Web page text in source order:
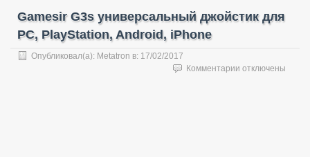
Gamesir G3s универсальный джойстик для
PC, PlayStation, Android, iPhone
Опубликовал(а): Metatron в: 17/02/2017
Комментарии котключены